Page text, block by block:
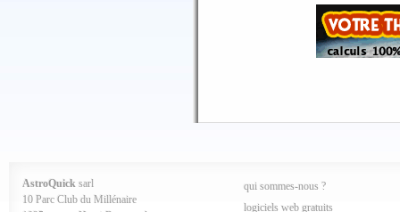
Spécial AQ 7.84 jan.2025
Septembre 2024
Avril 2024
Mars 2024
AstroQuick sarl
10 Parc Club du Millénaire
qui sommes-nous ?
logiciels web gratuits